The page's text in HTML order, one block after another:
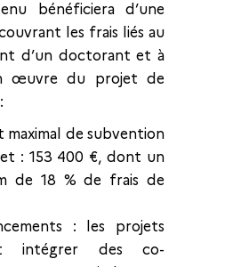
bénéficiera d’une
les frais liés au
d’un doctorant et à
œuvre du projet de
maximal de subvention
: 153 400 €, dont un
de 18 % de frais de
: les projets
intégrer des co-